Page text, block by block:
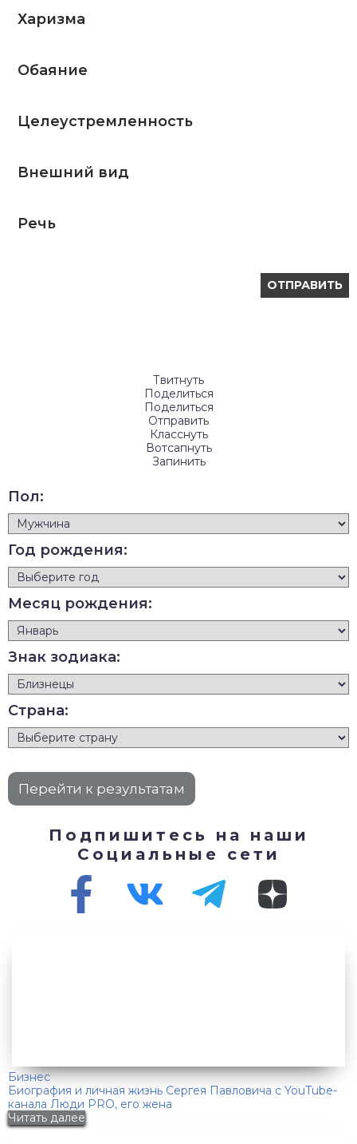
Харизма
Обаяние
Целеустремленность
Внешний вид
Речь
Твитнуть
Поделиться
Поделиться
Отправить
Класснуть
Вотсапнуть
Запинить
Пол:
Год рождения:
Месяц рождения:
Знак зодиака:
Страна:
Подпишитесь на наши
Социальные сети
Бизнес
Биография и личная жизнь Сергея Павловича с YouTube-
канала Люди PRO, его жена
Читать далее